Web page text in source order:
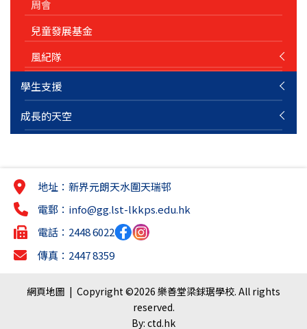
周會
兒童發展基金
風紀隊
學生支援
成長的天空
地址：新界元朗天水圍天瑞邨
電郵： info@gg.lst-lkkps.edu.hk
電話：2448 6022
傳真：2447 8359
網頁地圖 | Copyright ©2026 樂善堂梁銶琚學校. All rights
reserved.
By: ctd.hk